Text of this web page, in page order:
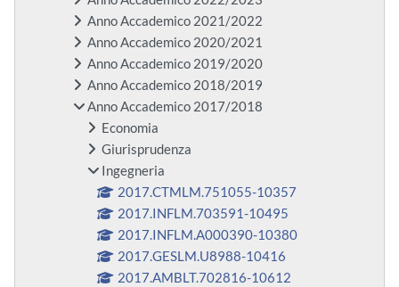
Anno Accademico 2021/2022
Anno Accademico 2020/2021
Anno Accademico 2019/2020
Anno Accademico 2018/2019
Anno Accademico 2017/2018
Economia
Giurisprudenza
Ingegneria
2017.CTMLM.751055-10357
2017.INFLM.703591-10495
2017.INFLM.A000390-10380
2017.GESLM.U8988-10416
2017.AMBLT.702816-10612